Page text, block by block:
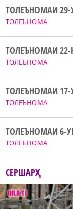
ТОЛЕЪНОМА
ТОЛЕЪНОМАИ
ТОЛЕЪНОМА
ТОЛЕЪНОМАИ
ТОЛЕЪНОМА
ТОЛЕЪНОМАИ
ТОЛЕЪНОМА
ТОЛЕЪНОМАИ 6-
СЕРШАРҲ